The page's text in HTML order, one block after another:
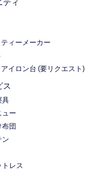
ティ
ィーメーカー
イロン台 (要リクエスト)
ス
具
ュー
団
ン
レス